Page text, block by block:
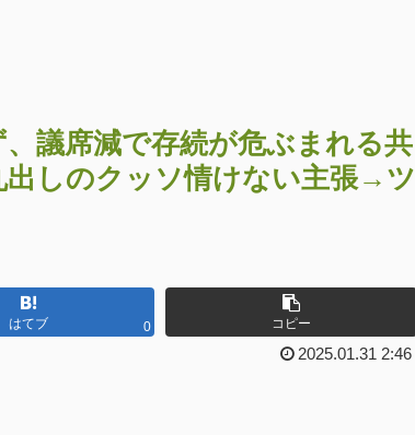
、議席減で存続が危ぶまれる共
しのクッソ情けない主張→ツ
はてブ 0 コピー
2025.01.31 2:46